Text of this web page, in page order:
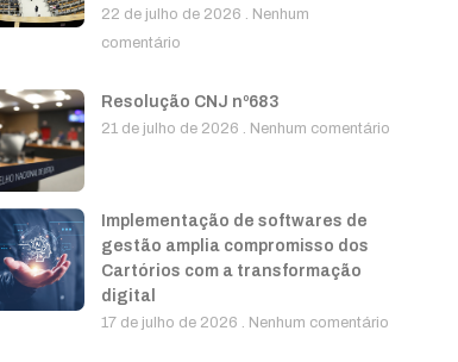
22 de julho de 2026
Nenhum
comentário
Resolução CNJ nº683
21 de julho de 2026 Nenhum comentário
Implementação de softwares de
gestão amplia compromisso dos
Cartórios com a transformação
digital
17 de julho de 2026 Nenhum comentário